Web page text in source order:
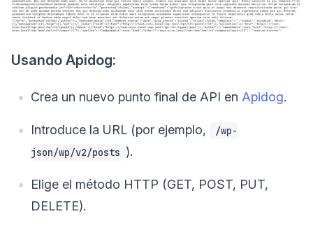
Usando Apidog:
Crea un nuevo punto final de API en Apidog.
Introduce la URL (por ejemplo,
/wp-
json/wp/v2/posts ).
Elige el método HTTP (GET, POST, PUT,
DELETE).